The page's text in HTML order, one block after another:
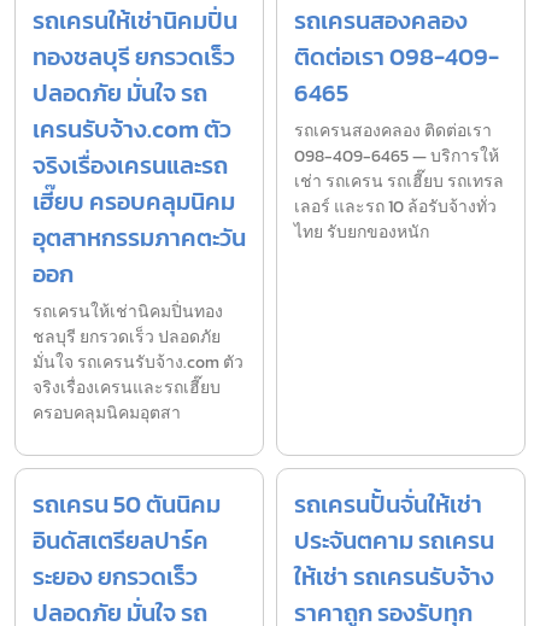
รถเครนให้เช่านิคมปิ่น
ทองชลบุรี ยกรวดเร็ว
ปลอดภัย มั่นใจ รถ
เครนรับจ้าง.com ตัว
จริงเรื่องเครนและรถ
เฮี๊ยบ ครอบคลุมนิคม
อุตสาหกรรมภาคตะวัน
ออก
รถเครนให้เช่านิคมปิ่นทอง
ชลบุรี ยกรวดเร็ว ปลอดภัย
มั่นใจ รถเครนรับจ้าง.com ตัว
จริงเรื่องเครนและรถเฮี๊ยบ
ครอบคลุมนิคมอุตสา
รถเครนสองคลอง
ติดต่อเรา 098-409-
6465
รถเครนสองคลอง ติดต่อเรา
098-409-6465 — บริการให้
เช่า รถเครน รถเฮี๊ยบ รถเทรล
เลอร์ และรถ 10 ล้อรับจ้างทั่ว
ไทย รับยกของหนัก
รถเครน 50 ตันนิคม
อินดัสเตรียลปาร์ค
ระยอง ยกรวดเร็ว
ปลอดภัย มั่นใจ รถ
รถเครนปั้นจั่นให้เช่า
ประจันตคาม รถเครน
ให้เช่า รถเครนรับจ้าง
ราคาถูก รองรับทุก